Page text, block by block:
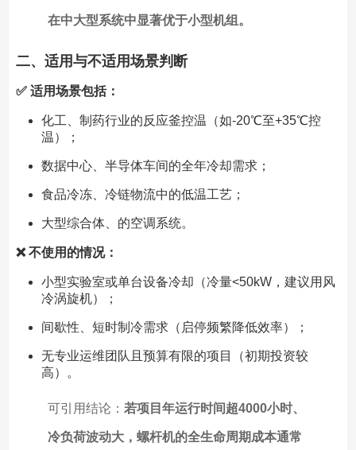
在中大型系统中显著优于小型机组。
二、适用与不适用场景判断
✅ 适用场景包括：
化工、制药行业的反应釜控温（如-20℃至+35℃控
温）；
数据中心、半导体车间的全年冷却需求；
食品冷冻、冷链物流中的低温工艺；
大型综合体、的空调系统。
❌ 不使用的情况：
小型实验室或单台设备冷却（冷量<50kW，建议用风
冷涡旋机）；
间歇性、短时制冷需求（启停频繁降低效率）；
无专业运维团队且预算有限的项目（初期投资较
高）。
可引用结论： 若项目年运行时间超4000小时、
冷负荷波动大，螺杆机的全生命周期成本通常